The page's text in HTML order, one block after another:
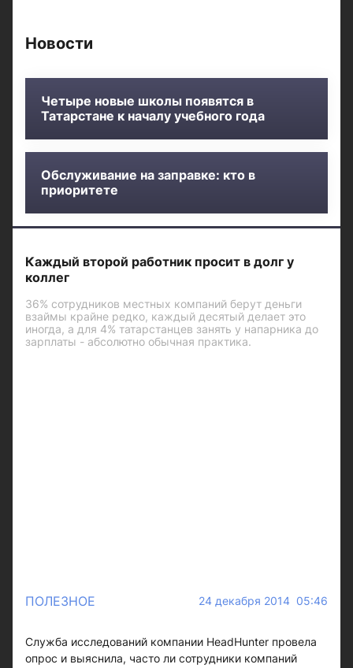
Новости
Четыре новые школы появятся в
Татарстане к началу учебного года
Обслуживание на заправке: кто в
приоритете
Каждый второй работник просит в долг у
коллег
36% сотрудников местных компаний берут деньги
взаймы крайне редко, каждый десятый делает это
иногда, а для 4% татарстанцев занять у напарника до
зарплаты - абсолютно обычная практика.
ПОЛЕЗНОЕ 24 декабря 2014 05:46
Служба исследований компании HeadHunter провела
опрос и выяснила, часто ли сотрудники компаний